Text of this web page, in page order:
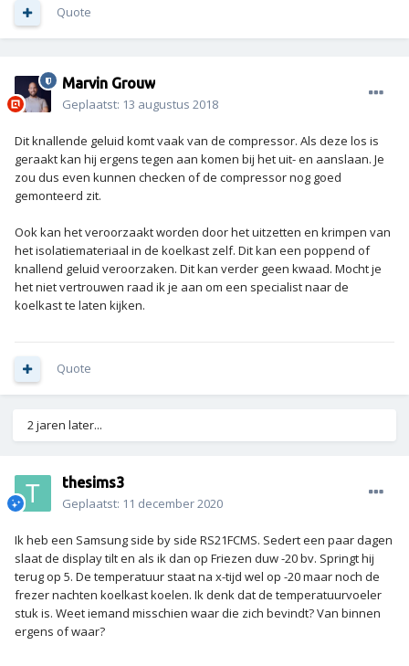
Quote
Marvin Grouw
Geplaatst: 13 augustus 2018
Dit knallende geluid komt vaak van de compressor. Als deze los is
geraakt kan hij ergens tegen aan komen bij het uit- en aanslaan. Je
zou dus even kunnen checken of de compressor nog goed
gemonteerd zit.
Ook kan het veroorzaakt worden door het uitzetten en krimpen van
het isolatiemateriaal in de koelkast zelf. Dit kan een poppend of
knallend geluid veroorzaken. Dit kan verder geen kwaad. Mocht je
het niet vertrouwen raad ik je aan om een specialist naar de
koelkast te laten kijken.
Quote
2 jaren later...
thesims3
Geplaatst: 11 december 2020
Ik heb een Samsung side by side RS21FCMS. Sedert een paar dagen
slaat de display tilt en als ik dan op Friezen duw -20 bv. Springt hij
terug op 5. De temperatuur staat na x-tijd wel op -20 maar noch de
frezer nachten koelkast koelen. Ik denk dat de temperatuurvoeler
stuk is. Weet iemand misschien waar die zich bevindt? Van binnen
ergens of waar?